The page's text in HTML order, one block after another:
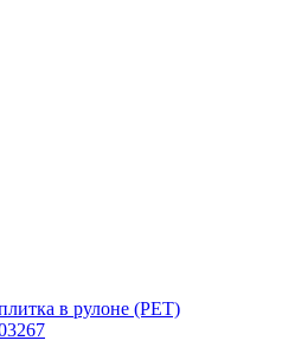
в рулоне (PET)